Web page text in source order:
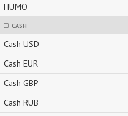
HUMO
CASH
Cash USD
Cash EUR
Cash GBP
Cash RUB